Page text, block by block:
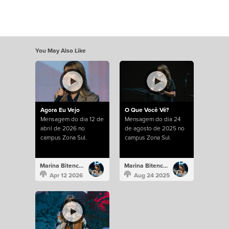
You May Also Like
Agora Eu Vejo
Mensagem do dia 12 de
abril de 2026 no
campus Zona Sul.
Marina Bitencourt
Apr 12 2026
O Que Você Vê?
Mensagem do dia 24
de agosto de 2025 no
campus Zona Sul.
Marina Bitencourt
Aug 24 2025